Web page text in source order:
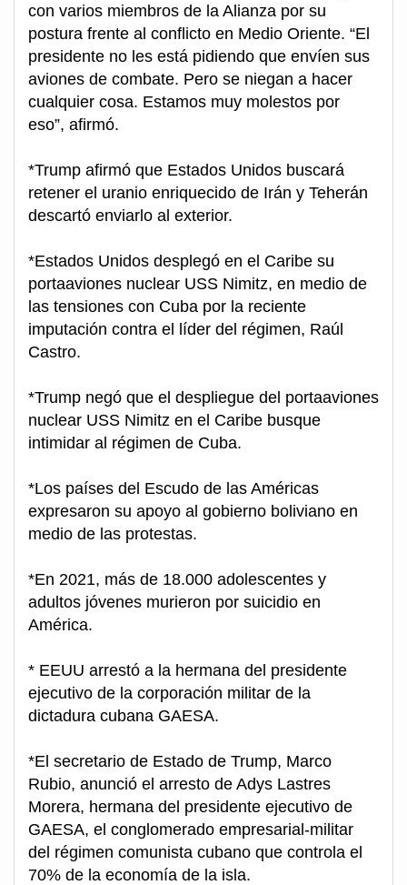
con varios miembros de la Alianza por su
postura frente al conflicto en Medio Oriente. “El
presidente no les está pidiendo que envíen sus
aviones de combate. Pero se niegan a hacer
cualquier cosa. Estamos muy molestos por
eso”, afirmó.
*Trump afirmó que Estados Unidos buscará
retener el uranio enriquecido de Irán y Teherán
descartó enviarlo al exterior.
*Estados Unidos desplegó en el Caribe su
portaaviones nuclear USS Nimitz, en medio de
las tensiones con Cuba por la reciente
imputación contra el líder del régimen, Raúl
Castro.
*Trump negó que el despliegue del portaaviones
nuclear USS Nimitz en el Caribe busque
intimidar al régimen de Cuba.
*Los países del Escudo de las Américas
expresaron su apoyo al gobierno boliviano en
medio de las protestas.
*En 2021, más de 18.000 adolescentes y
adultos jóvenes murieron por suicidio en
América.
* EEUU arrestó a la hermana del presidente
ejecutivo de la corporación militar de la
dictadura cubana GAESA.
*El secretario de Estado de Trump, Marco
Rubio, anunció el arresto de Adys Lastres
Morera, hermana del presidente ejecutivo de
GAESA, el conglomerado empresarial-militar
del régimen comunista cubano que controla el
70% de la economía de la isla.